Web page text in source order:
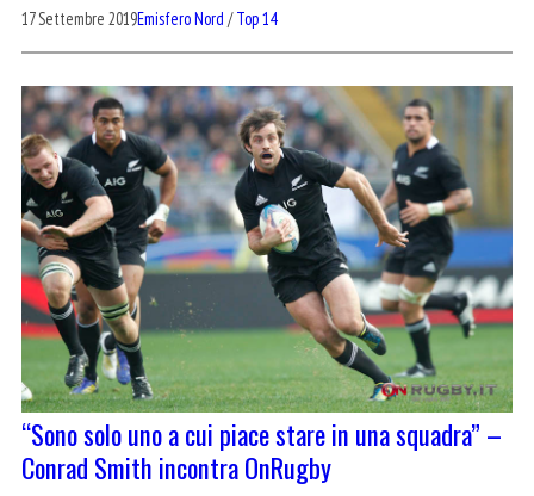
17 Settembre 2019Emisfero Nord /Top 14
“Sono solo uno a cui piace stare in una squadra” –
Conrad Smith incontra OnRugby